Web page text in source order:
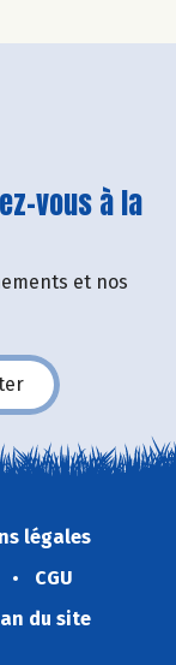
vous à la
et nos
légales
CGU
du site